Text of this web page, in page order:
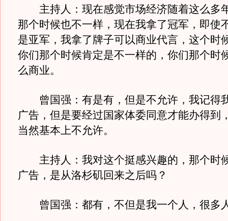
主持人：现在感觉市场经济随着这么多
那个时候也不一样，现在我拿了冠军，即使
是亚军，我拿了牌子可以商业代言，这个时
你们那个时候肯定是不一样的，你们那个时
么商业。
曾国强：有是有，但是不允许，我记得
广告，但是要经过国家体委同意才能办得到
当然基本上不允许。
主持人：我对这个挺感兴趣的，那个时
广告，是从洛杉矶回来之后吗？
曾国强：都有，不但是我一个人，很多